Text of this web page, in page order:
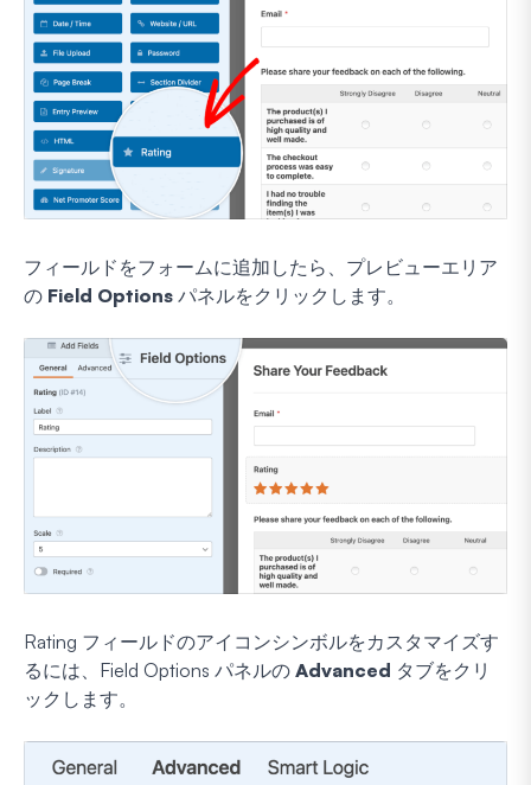
フィールドをフォームに追加したら、プレビューエリア
の Field Options パネルをクリックします。
Rating フィールドのアイコンシンボルをカスタマイズす
るには、Field Options パネルの Advanced タブをクリ
ックします。